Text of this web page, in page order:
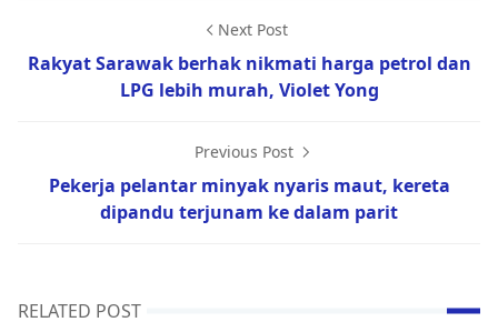
Next Post
Rakyat Sarawak berhak nikmati harga petrol dan
LPG lebih murah, Violet Yong
Previous Post
Pekerja pelantar minyak nyaris maut, kereta
dipandu terjunam ke dalam parit
RELATED POST